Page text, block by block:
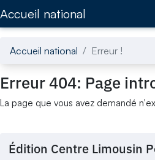
Accueil national
Accueil national Erreur !
Erreur 404: Page
La page que vous avez demandé
Édition Centre Limousin